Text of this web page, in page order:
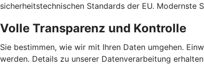
sicherheitstechnischen Standards der EU. Modernste
Volle Transparenz und Kontrolle
Sie bestimmen, wie wir mit Ihren Daten umgehen.
werden. Details zu unserer Datenverarbeitung